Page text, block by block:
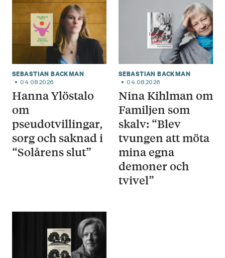
SEBASTIAN BACKMAN
04.08.2026
Hanna Ylöstalo
om
pseudotvillingar,
sorg och saknad i
“Solårens slut”
SEBASTIAN BACKMAN
04.08.2026
Nina Kihlman om
Familjen som
skalv: “Blev
tvungen att möta
mina egna
demoner och
tvivel”